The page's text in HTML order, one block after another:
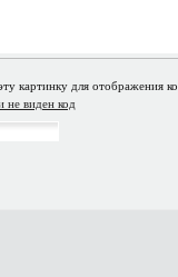
не виден код